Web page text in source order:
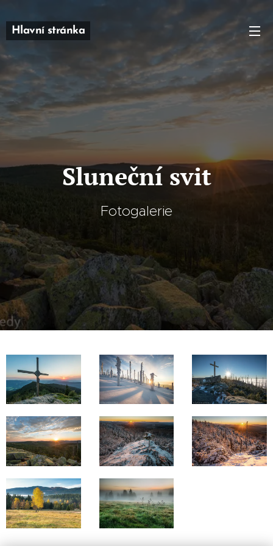
Hlavní stránka
Sluneční svit
Fotogalerie